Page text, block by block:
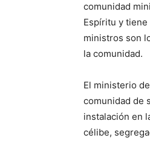
comunidad
Espíritu y
ministros son
la comunidad.
El ministerio
comunidad de
instalación en
célibe,